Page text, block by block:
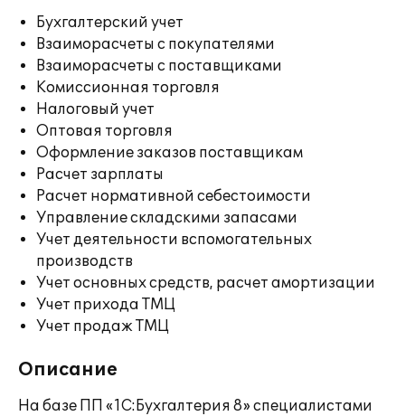
Бухгалтерский учет
Взаиморасчеты с покупателями
Взаиморасчеты с поставщиками
Комиссионная торговля
Налоговый учет
Оптовая торговля
Оформление заказов поставщикам
Расчет зарплаты
Расчет нормативной себестоимости
Управление складскими запасами
Учет деятельности вспомогательных
производств
Учет основных средств, расчет амортизации
Учет прихода ТМЦ
Учет продаж ТМЦ
Описание
На базе ПП «1С:Бухгалтерия 8» специалистами